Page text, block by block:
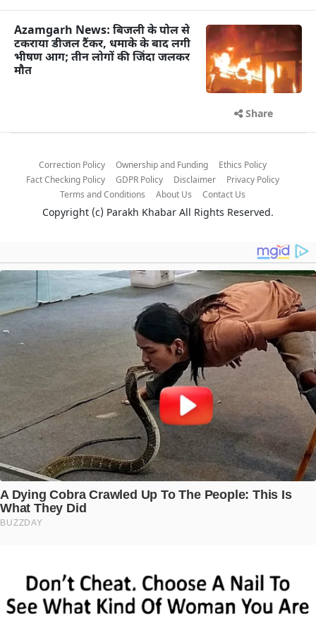
Azamgarh News: बिजली के पोल से
टकराया डीजल टैंकर, धमाके के बाद लगी
भीषण आग; तीन लोगों की जिंदा जलकर
मौत
Share
Correction Policy Ownership and Funding
Ethics Policy
Fact Checking Policy
GDPR Policy Disclaimer
Privacy Policy
Terms and Conditions
About Us Contact Us
Copyright (c) Parakh Khabar All Rights Reserved.